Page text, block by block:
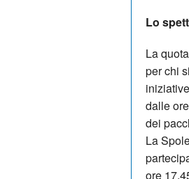
Lo
La
per chi
dalle
dei
La
ore